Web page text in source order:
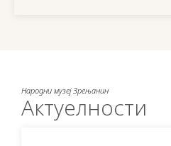
Народни музеј Зрењанин
Актуелности